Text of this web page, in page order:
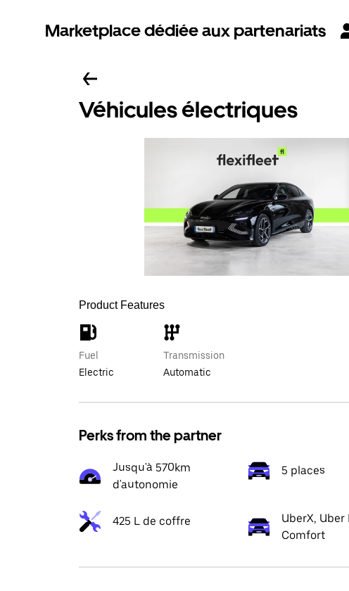
Marketplace dédiée aux partenariats
Véhicules électriques
Product Features
Fuel
Electric
Transmission
Automatic
Perks from the partner
Jusqu'à 570km
d'autonomie
5 places
425 L de coffre
UberX,
Comfort